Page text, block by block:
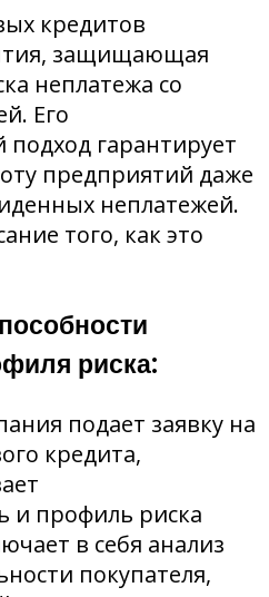
кредитов
защищающая
неплатежа со
Его
гарантирует
предприятий даже
неплатежей.
того, как это
риска:
подает заявку на
кредита,
и профиль риска
в себя анализ
покупателя,